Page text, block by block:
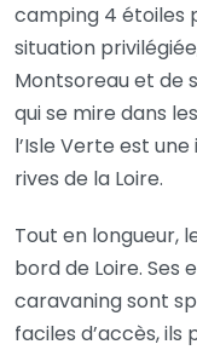
camping 4 étoiles
situation
Montsoreau et de
qui se mire dans
l’Isle Verte est
rives de la Loire.
Tout en longueur,
bord de Loire.
caravaning sont
faciles d’accès,